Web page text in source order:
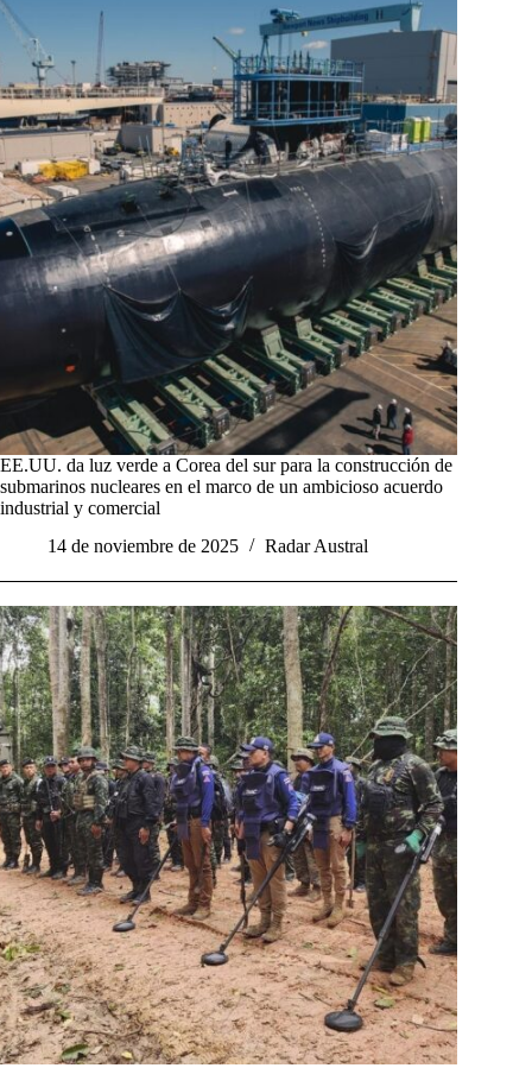
EE.UU. da luz verde a Corea del sur para la construcción de
submarinos nucleares en el marco de un ambicioso acuerdo
industrial y comercial
14 de noviembre de 2025
Radar Austral